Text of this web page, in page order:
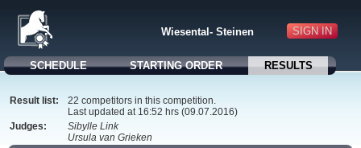
SIGN IN
Wiesental- Steinen
SCHEDULE STARTING ORDER RESULTS
Result list:
22 competitors in this competition.
Last updated at 16:52 hrs (09.07.2016)
Judges:
Sibylle Link
Ursula van Grieken